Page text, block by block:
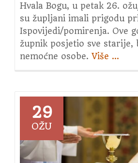
Hvala Bogu, u petak 26.
su župljani imali prigodu
Ispovijedi/pomirenja. Ove
župnik posjetio sve starije,
nemoćne osobe. Više about
…
29
OŽU